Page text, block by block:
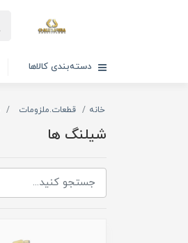
دسته‌بندی کالاها
خانه قطعات.ملزومات
شیلنگ ها